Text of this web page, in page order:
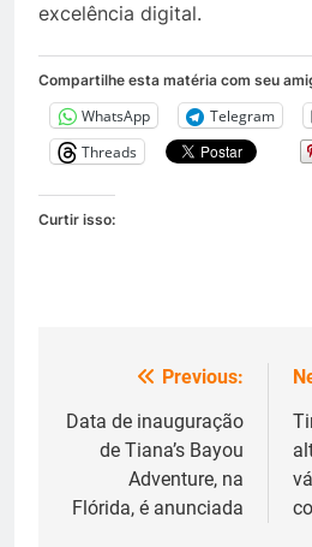
excelência digital.
Compartilhe esta matéria com seu
WhatsApp Telegram
Threads
Curtir isso:
Navegação
de
Previous:
Data de inauguração
de Tiana’s Bayou
Adventure, na
Flórida, é anunciada